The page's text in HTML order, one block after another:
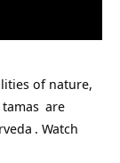
of nature,
tamas are
. Watch